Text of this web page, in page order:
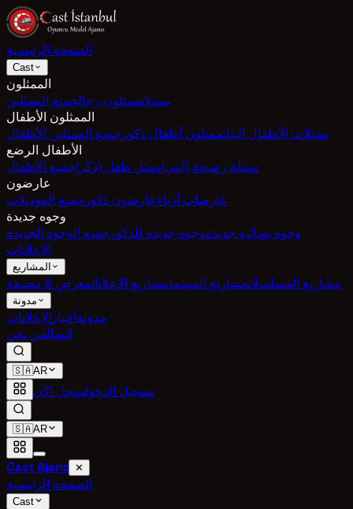
الصفحة الرئيسية
Cast
الممثلون
ممثلاتممثلون رجالجميع الممثلين
الممثلون الأطفال
ممثلات الأطفال البناتممثلون أطفال ذكور جميع الممثلين الأطفال
الأطفال الرضع
ممثلة رضيعة (أنثى)ممثل طفل (ذكر)جميع الأطفال
عارضون
عارضات أزياءعارضون ذكور جميع الموديلات
وجوه جديدة
وجوه نسائية جديدةوجوه جديدة للذكور جميع الوجوه الجديدة
الإعلانات
المشاريع
مشاريع المسلسلاتمشاريع السينمامشاريع الإعلاناتمعرض & مضيفة
مدونة
مدونةأخبار الإعلانات
اتصالمن نحن
🇸🇦AR
تسجيل الدخولسجل الآن
🇸🇦AR
Cast Ajans ✕
الصفحة الرئيسية
Cast